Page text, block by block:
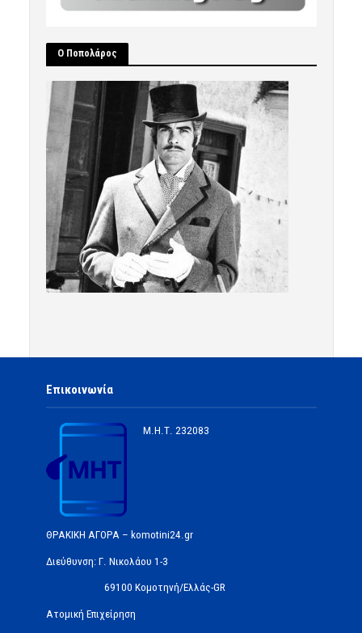
Ο Ποπολάρος
Επικοινωνία
Μ.Η.Τ. 232083
ΘΡΑΚΙΚΗ ΑΓΟΡΑ – komotini24.gr
Διεύθυνση: Γ. Νικολάου 1-3
69100 Κομοτηνή/Ελλάς-GR
Ατομική Επιχείρηση